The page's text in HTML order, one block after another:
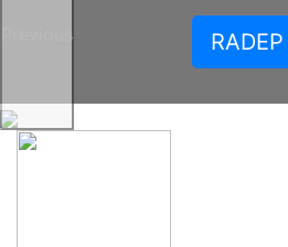
RADEP
Previous